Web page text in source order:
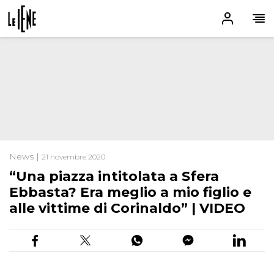
News | 21 novembre 2020
“Una piazza intitolata a Sfera
Ebbasta? Era meglio a mio figlio e
alle vittime di Corinaldo” | VIDEO